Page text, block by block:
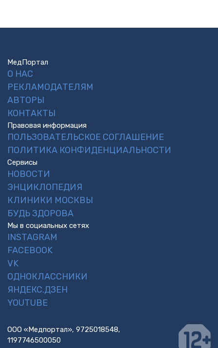
МедПортал
О НАС
РЕКЛАМОДАТЕЛЯМ
АВТОРЫ
КОНТАКТЫ
Правовая информация
ПОЛЬЗОВАТЕЛЬСКОЕ СОГЛАШЕНИЕ
ПОЛИТИКА КОНФИДЕНЦИАЛЬНОСТИ
Сервисы
НОВОСТИ
ЭНЦИКЛОПЕДИЯ
КЛИНИКИ МОСКВЫ
БУДЬ ЗДОРОВА
Мы в социальных сетях
INSTAGRAM
FACEBOOK
VK
ОДНОКЛАССНИКИ
ЯНДЕКС.ДЗЕН
YOUTUBE
ООО «Медпортал», 9725018548,
1197746500050